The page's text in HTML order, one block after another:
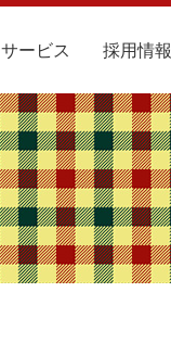
サービス 採用情報